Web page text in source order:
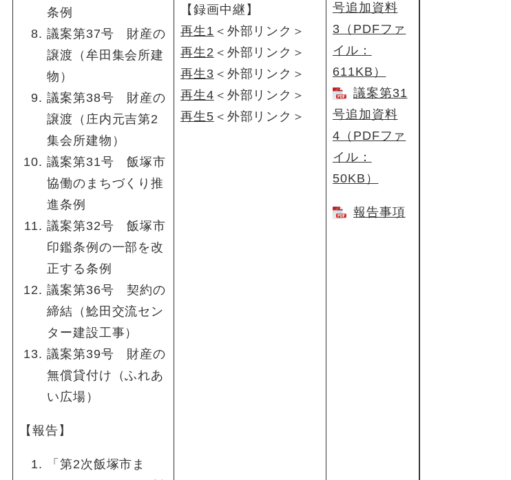
条例
議案第37号 財産の
譲渡（牟田集会所建
物）
議案第38号 財産の
譲渡（庄内元吉第2
集会所建物）
議案第31号 飯塚市
協働のまちづくり推
進条例
議案第32号 飯塚市
印鑑条例の一部を改
正する条例
議案第36号 契約の
締結（鯰田交流セン
ター建設工事）
議案第39号 財産の
無償貸付け（ふれあ
い広場）
【報告】
「第2次飯塚市ま
【録画中継】
再生1 ＜外部リンク＞
再生2 ＜外部リンク＞
再生3 ＜外部リンク＞
再生4 ＜外部リンク＞
再生5 ＜外部リンク＞
号追加資料
3（PDFファ
イル：
611KB）
議案第31
号追加資料
4（PDFファ
イル：
50KB）
報告事項